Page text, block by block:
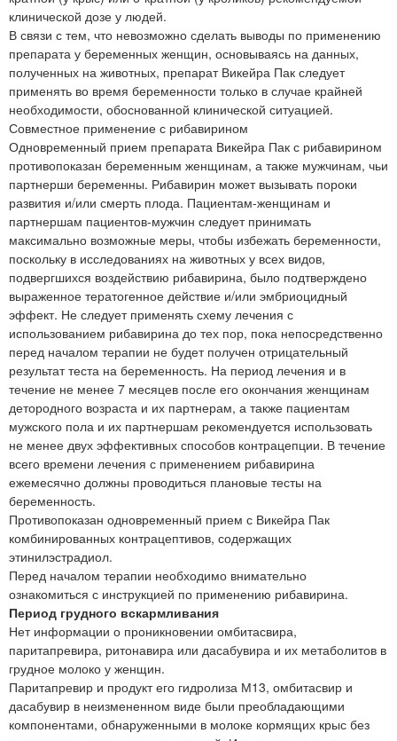
клинической дозе у людей.
В связи с тем, что невозможно сделать выводы по применению
препарата у беременных женщин, основываясь на данных,
полученных на животных, препарат Викейра Пак следует
применять во время беременности только в случае крайней
необходимости, обоснованной клинической ситуацией.
Совместное применение с рибавирином
Одновременный прием препарата Викейра Пак с рибавирином
противопоказан беременным женщинам, а также мужчинам, чьи
партнерши беременны. Рибавирин может вызывать пороки
развития и/или смерть плода. Пациентам-женщинам и
партнершам пациентов-мужчин следует принимать
максимально возможные меры, чтобы избежать беременности,
поскольку в исследованиях на животных у всех видов,
подвергшихся воздействию рибавирина, было подтверждено
выраженное тератогенное действие и/или эмбриоцидный
эффект. Не следует применять схему лечения с
использованием рибавирина до тех пор, пока непосредственно
перед началом терапии не будет получен отрицательный
результат теста на беременность. На период лечения и в
течение не менее 7 месяцев после его окончания женщинам
детородного возраста и их партнерам, а также пациентам
мужского пола и их партнершам рекомендуется использовать
не менее двух эффективных способов контрацепции. В течение
всего времени лечения с применением рибавирина
ежемесячно должны проводиться плановые тесты на
беременность.
Противопоказан одновременный прием с Викейра Пак
комбинированных контрацептивов, содержащих
этинилэстрадиол.
Перед началом терапии необходимо внимательно
ознакомиться с инструкцией по применению рибавирина.
Период грудного вскармливания
Нет информации о проникновении омбитасвира,
паритапревира, ритонавира или дасабувира и их метаболитов в
грудное молоко у женщин.
Паритапревир и продукт его гидролиза М13, омбитасвир и
дасабувир в неизмененном виде были преобладающими
компонентами, обнаруженными в молоке кормящих крыс без